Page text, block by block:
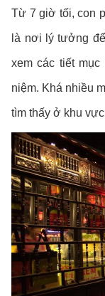
Từ 7 giờ tối, con
là nơi lý tưởng
xem các tiết
niệm. Khá nhiều
tìm thấy ở khu vực